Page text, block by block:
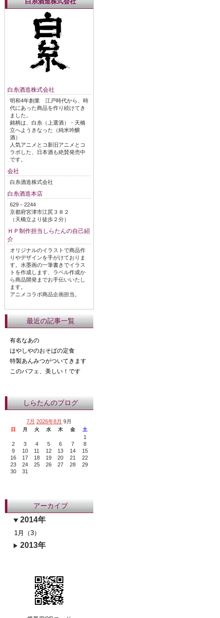
白糸酒造株式会社
明和4年創業 江戸時代から、時
代にあった商品を作り続けてき
ました。
銘柄は、白糸（上選酒）・天橋
立へようきなった（純米吟醸
酒）
人気アニメとコ新旧アニメとコ
ラボした、日本酒も絶賛発売中
です。
会社
白糸酒造株式会社
白糸酒造本店
629－2244
京都府宮津市江尻３８２
（天橋立より徒歩２分）
ＨＰ制作担当しらたんの自己紹
介
オリジナルのイラストで商品作
りやデザインを手がけておりま
す。水墨画の一筆書きでイラス
トを作成します、ラベル作成か
ら商品開発までお手伝いいたし
ます。
アニメコラボ商品企画担当。
最近の記事一覧
有名なあの
はやしやのおそばの定食
特製あんみつがついてきます
このパフェ、美しい！です
しらたんのブログ
7月 2026年8月 9月
日 月 火 水 木 金 土
1
2
3 4 5 6 7
8
9
10 11 12 13 14
15
16
17 18 19 20 21
22
23
24 25 26 27 28
29
30
31
アーカイブ
2014年
1月（3）
2013年